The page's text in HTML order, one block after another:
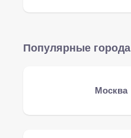
Популярные города
Москва